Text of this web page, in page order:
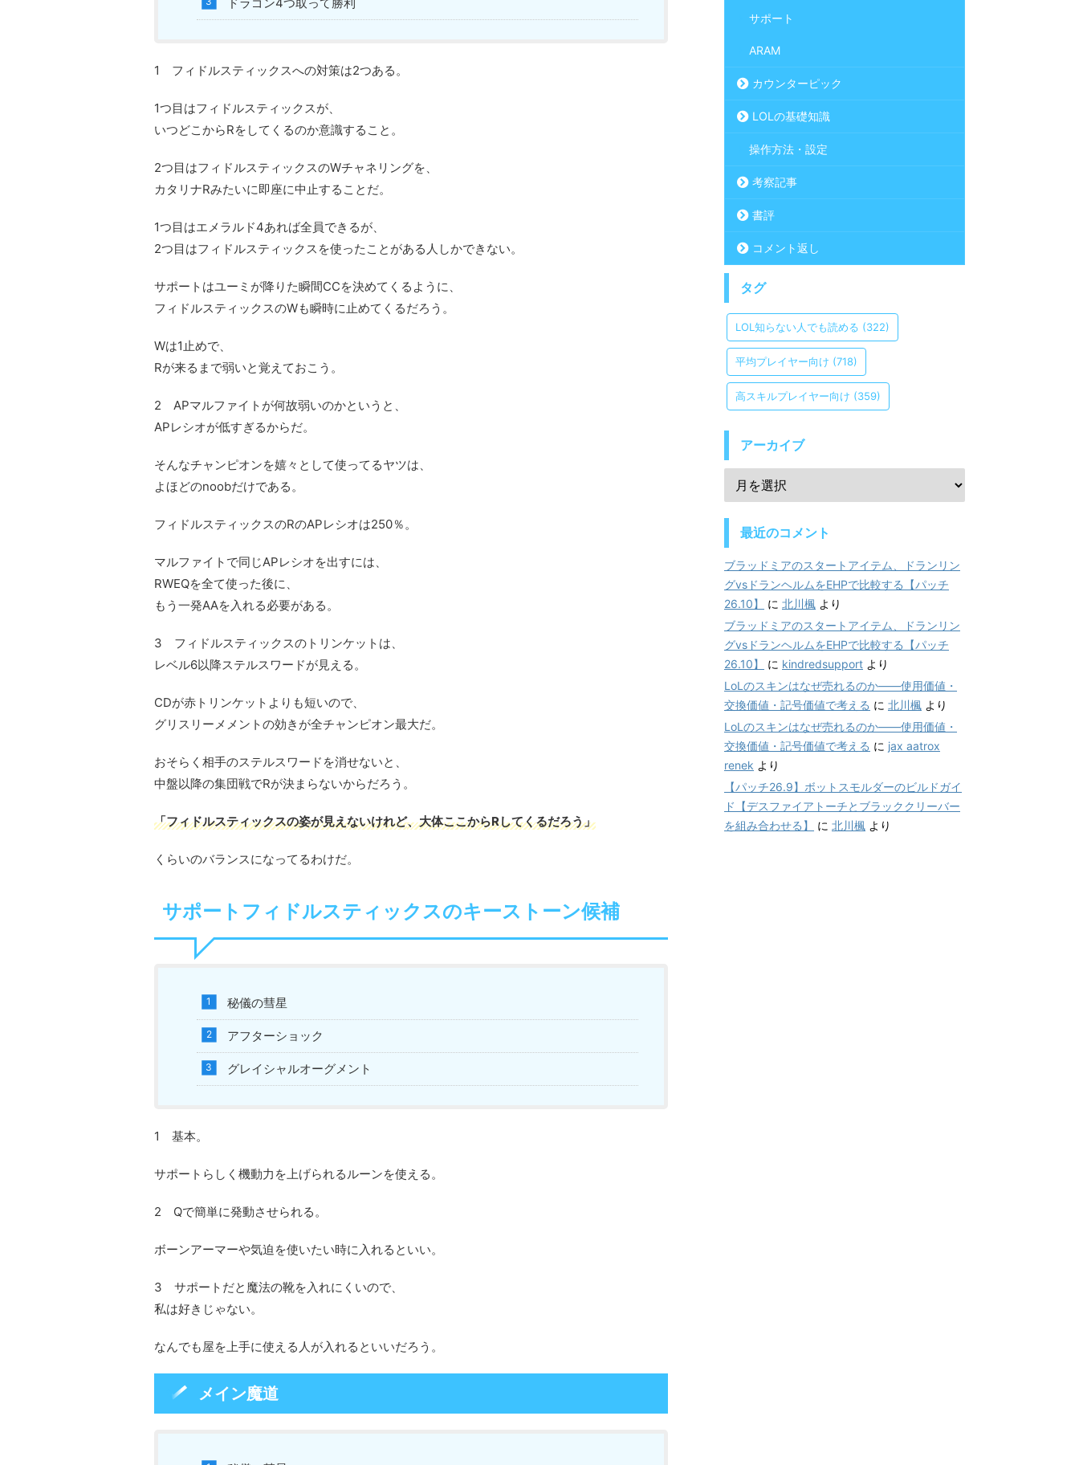
1 フィドルスティックスへの対策は2つある。
1つ目はフィドルスティックスが、
いつどこからRをしてくるのか意識すること。
2つ目はフィドルスティックスのWチャネリングを、
カタリナRみたいに即座に中止することだ。
1つ目はエメラルド4あれば全員できるが、
2つ目はフィドルスティックスを使ったことがある人しかできない。
サポートはユーミが降りた瞬間CCを決めてくるように、
フィドルスティックスのWも瞬時に止めてくるだろう。
Wは1止めで、
Rが来るまで弱いと覚えておこう。
2 APマルファイトが何故弱いのかというと、
APレシオが低すぎるからだ。
そんなチャンピオンを嬉々として使ってるヤツは、
よほどのnoobだけである。
フィドルスティックスのRのAPレシオは250％。
マルファイトで同じAPレシオを出すには、
RWEQを全て使った後に、
もう一発AAを入れる必要がある。
3 フィドルスティックスのトリンケットは、
レベル6以降ステルスワードが見える。
CDが赤トリンケットよりも短いので、
グリスリーメメントの効きが全チャンピオン最大だ。
おそらく相手のステルスワードを消せないと、
中盤以降の集団戦でRが決まらないからだろう。
「フィドルスティックスの姿が見えないけれど、大体ここからRしてくるだろう」
くらいのバランスになってるわけだ。
サポートフィドルスティックスのキーストーン候補
秘儀の彗星
アフターショック
グレイシャルオーグメント
1 基本。
サポートらしく機動力を上げられるルーンを使える。
2 Qで簡単に発動させられる。
ボーンアーマーや気迫を使いたい時に入れるといい。
3 サポートだと魔法の靴を入れにくいので、
私は好きじゃない。
なんでも屋を上手に使える人が入れるといいだろう。
メイン魔道
サポート
ARAM
カウンターピック
LOLの基礎知識
操作方法・設定
考察記事
書評
コメント返し
タグ
LOL知らない人でも読める (322)
平均プレイヤー向け (718)
高スキルプレイヤー向け (359)
アーカイブ
最近のコメント
ブラッドミアのスタートアイテム、ドランリン
グvsドランヘルムをEHPで比較する【パッチ
26.10】
に 北川楓 より
ブラッドミアのスタートアイテム、ドランリン
グvsドランヘルムをEHPで比較する【パッチ
26.10】
に kindredsupport より
LoLのスキンはなぜ売れるのか——使用価値・
交換価値・記号価値で考える に 北川楓 より
LoLのスキンはなぜ売れるのか——使用価値・
交換価値・記号価値で考える に jax aatrox
renek より
【パッチ26.9】ボットスモルダーのビルドガイ
ド【デスファイアトーチとブラッククリーバー
を組み合わせる】
に 北川楓 より